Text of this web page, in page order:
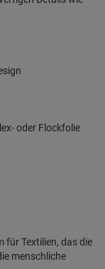
oder Flockfolie
für Textilien, das die
menschliche